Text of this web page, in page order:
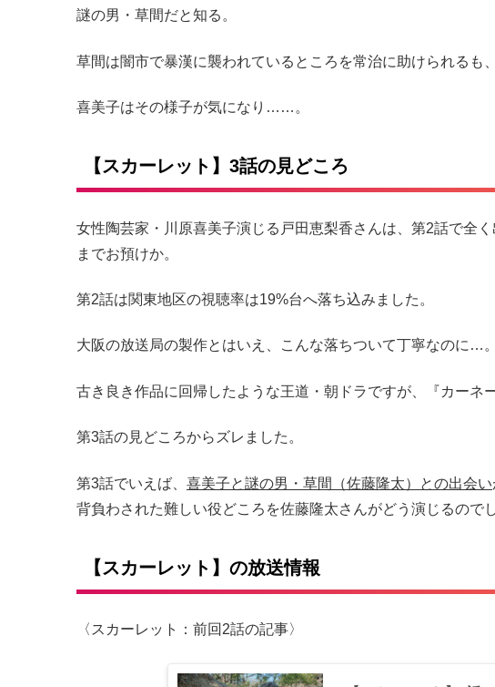
謎の男・草間だと知る。
草間は闇市で暴漢に襲われているところを常治に助けられるも
喜美子はその様子が気になり……。
【スカーレット】3話の見どころ
女性陶芸家・川原喜美子演じる戸田恵梨香さんは、第2話で全
までお預けか。
第2話は関東地区の視聴率は19%台へ落ち込みました。
大阪の放送局の製作とはいえ、こんな落ちついて丁寧なのに…。
古き良き作品に回帰したような王道・朝ドラですが、『カーネ
第3話の見どころからズレました。
第3話でいえば、 喜美子と謎の男・草間（佐藤隆太）との出会い
背負わされた難しい役どころを佐藤隆太さんがどう演じるので
【スカーレット】の放送情報
〈スカーレット：前回2話の記事〉